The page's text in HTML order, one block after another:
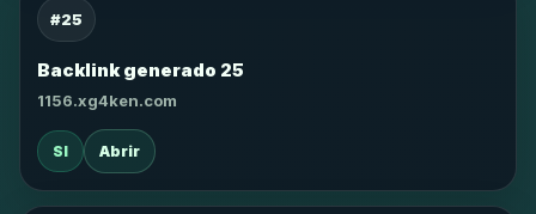
#25
Backlink generado 25
1156.xg4ken.com
SI Abrir